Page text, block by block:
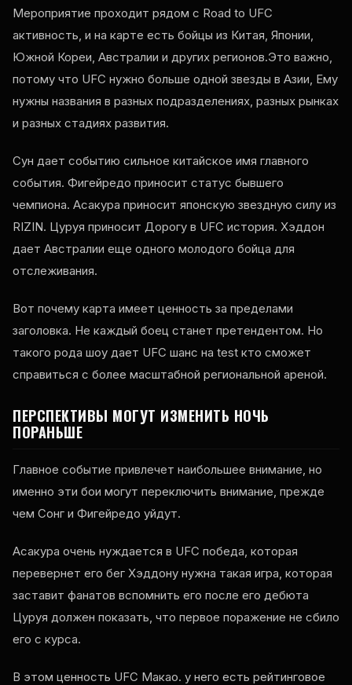
Мероприятие проходит рядом с Road to UFC
активность, и на карте есть бойцы из Китая, Японии,
Южной Кореи, Австралии и других регионов.Это важно,
потому что UFC нужно больше одной звезды в Азии, Ему
нужны названия в разных подразделениях, разных рынках
и разных стадиях развития.
Сун дает событию сильное китайское имя главного
события. Фигейредо приносит статус бывшего
чемпиона. Асакура приносит японскую звездную силу из
RIZIN. Цуруя приносит Дорогу в UFC история. Хэддон
дает Австралии еще одного молодого бойца для
отслеживания.
Вот почему карта имеет ценность за пределами
заголовка. Не каждый боец станет претендентом. Но
такого рода шоу дает UFC шанс на test кто сможет
справиться с более масштабной региональной ареной.
ПЕРСПЕКТИВЫ МОГУТ ИЗМЕНИТЬ НОЧЬ
ПОРАНЬШЕ
Главное событие привлечет наибольшее внимание, но
именно эти бои могут переключить внимание, прежде
чем Сонг и Фигейредо уйдут.
Асакура очень нуждается в UFC победа, которая
перевернет его бег Хэддону нужна такая игра, которая
заставит фанатов вспомнить его после его дебюта
Цуруя должен показать, что первое поражение не сбило
его с курса.
В этом ценность UFC Макао. у него есть рейтинговое